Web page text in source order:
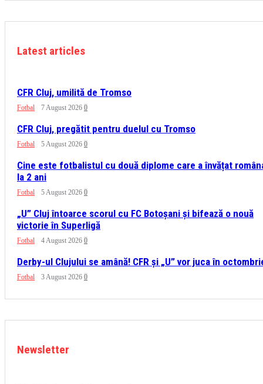
Latest articles
CFR Cluj, umilită de Tromso
Fotbal 7 August 2026 0
CFR Cluj, pregătit pentru duelul cu Tromso
Fotbal 5 August 2026 0
Cine este fotbalistul cu două diplome care a învățat
la 2 ani
Fotbal 5 August 2026 0
„U” Cluj întoarce scorul cu FC Botoșani și bifează o nouă
victorie în Superligă
Fotbal 4 August 2026 0
Derby-ul Clujului se amână! CFR și „U” vor juca în
Fotbal 3 August 2026 0
Newsletter